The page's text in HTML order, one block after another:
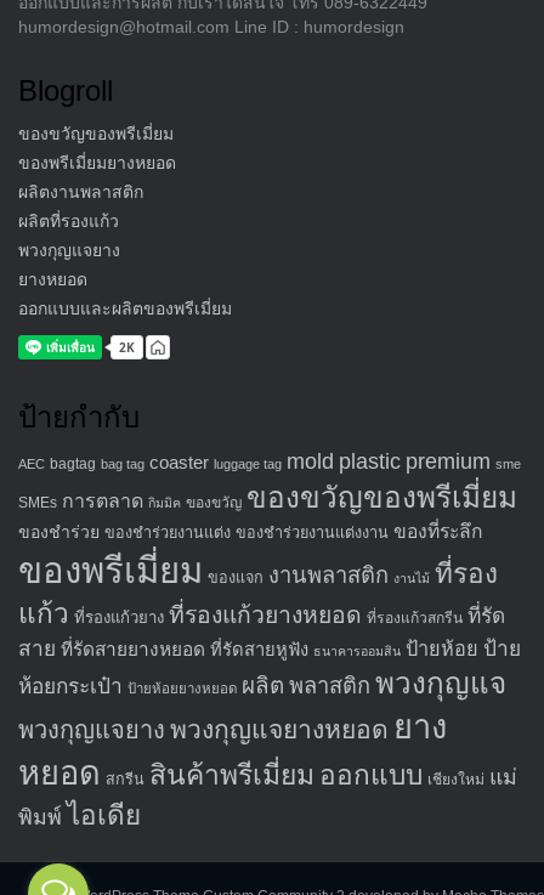
humordesign@hotmail.com Line ID : humordesign
Blogroll
ของขวัญของพรีเมี่ยม
ของพรีเมี่ยมยางหยอด
ผลิตงานพลาสติก
ผลิตที่รองแก้ว
พวงกุญแจยาง
ยางหยอด
ออกแบบและผลิตของพรีเมี่ยม
ป้ายกำกับ
AEC bagtag bag tag coaster luggage tag mold plastic premium sme
SMEs การตลาด กิมมิค ของขวัญ ของขวัญของพรีเมี่ยม
ของชำร่วย ของชำร่วยงานแต่ง ของชำร่วยงานแต่งงาน ของที่ระลึก
ของพรีเมี่ยม ของแจก งานพลาสติก งานไม้ ที่รอง
แก้ว ที่รองแก้วยาง ที่รองแก้วยางหยอด ที่รองแก้วสกรีน ที่รัด
สาย ที่รัดสายยางหยอด ที่รัดสายหูฟัง ธนาคารออมสิน ป้ายห้อย ป้าย
ห้อยกระเป๋า ป้ายห้อยยางหยอด ผลิต พลาสติก พวงกุญแจ
พวงกุญแจยาง พวงกุญแจยางหยอด ยาง
หยอด สกรีน สินค้าพรีเมี่ยม ออกแบบ เชียงใหม่ แม่
พิมพ์ ไอเดีย